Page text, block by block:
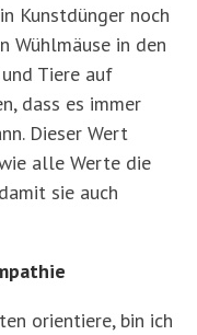
Kunstdünger noch
Wühlmäuse in den
Tiere auf
dass es immer
Dieser Wert
alle Werte die
sie auch
orientiere, bin ich